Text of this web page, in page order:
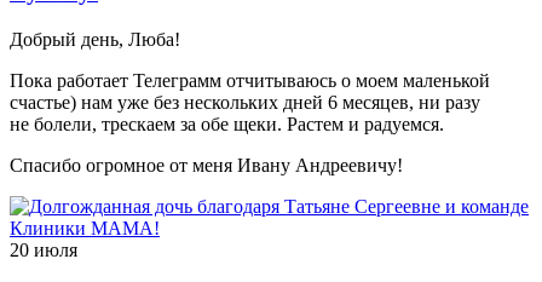
Добрый день, Люба!
Пока работает Телеграмм отчитываюсь о моем маленькой
счастье) нам уже без нескольких дней 6 месяцев, ни разу
не болели, трескаем за обе щеки. Растем и радуемся.
Спасибо огромное от меня Ивану Андреевичу!
20 июля